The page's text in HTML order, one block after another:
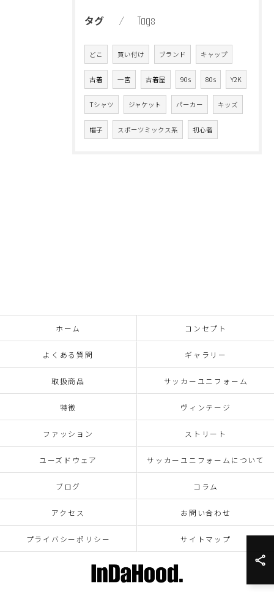
タグ Tags
どこ 買い付け ブランド キャップ
古着 一宮 古着屋 90s 80s Y2K
Tシャツ ジャケット パーカー キッズ
帽子 スポーツミックス系 初心者
ホーム コンセプト
よくある質問 ギャラリー
取扱商品 サッカーユニフォーム
特徴 ヴィンテージ
ファッション ストリート
ユーズドウェア サッカーユニフォームについて
ブログ コラム
アクセス お問い合わせ
プライバシーポリシー サイトマップ